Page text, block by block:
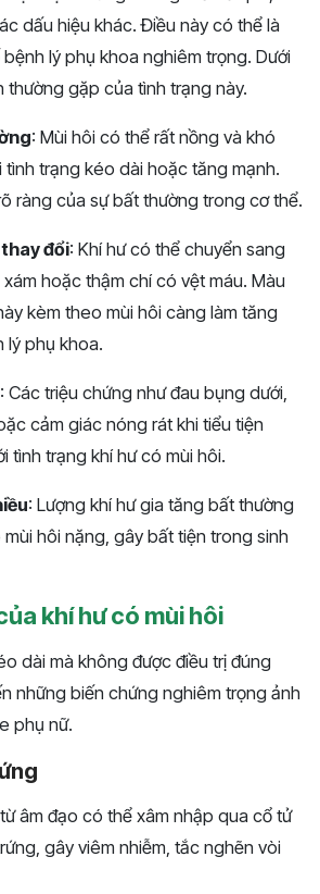
dấu hiệu khác. Điều này có thể là
lý phụ khoa nghiêm trọng. Dưới
thường gặp của tình trạng này.
: Mùi hôi có thể rất nồng và khó
tình trạng kéo dài hoặc tăng mạnh.
ràng của sự bất thường trong cơ thể.
đổi: Khí hư có thể chuyển sang
hoặc thậm chí có vệt máu. Màu
kèm theo mùi hôi càng làm tăng
lý phụ khoa.
: Các triệu chứng như đau bụng dưới,
cảm giác nóng rát khi tiểu tiện
tình trạng khí hư có mùi hôi.
: Lượng khí hư gia tăng bất thường
hôi nặng, gây bất tiện trong sinh
khí hư có mùi hôi
dài mà không được điều trị đúng
những biến chứng nghiêm trọng ảnh
phụ nữ.
âm đạo có thể xâm nhập qua cổ tử
gây viêm nhiễm, tắc nghẽn vòi